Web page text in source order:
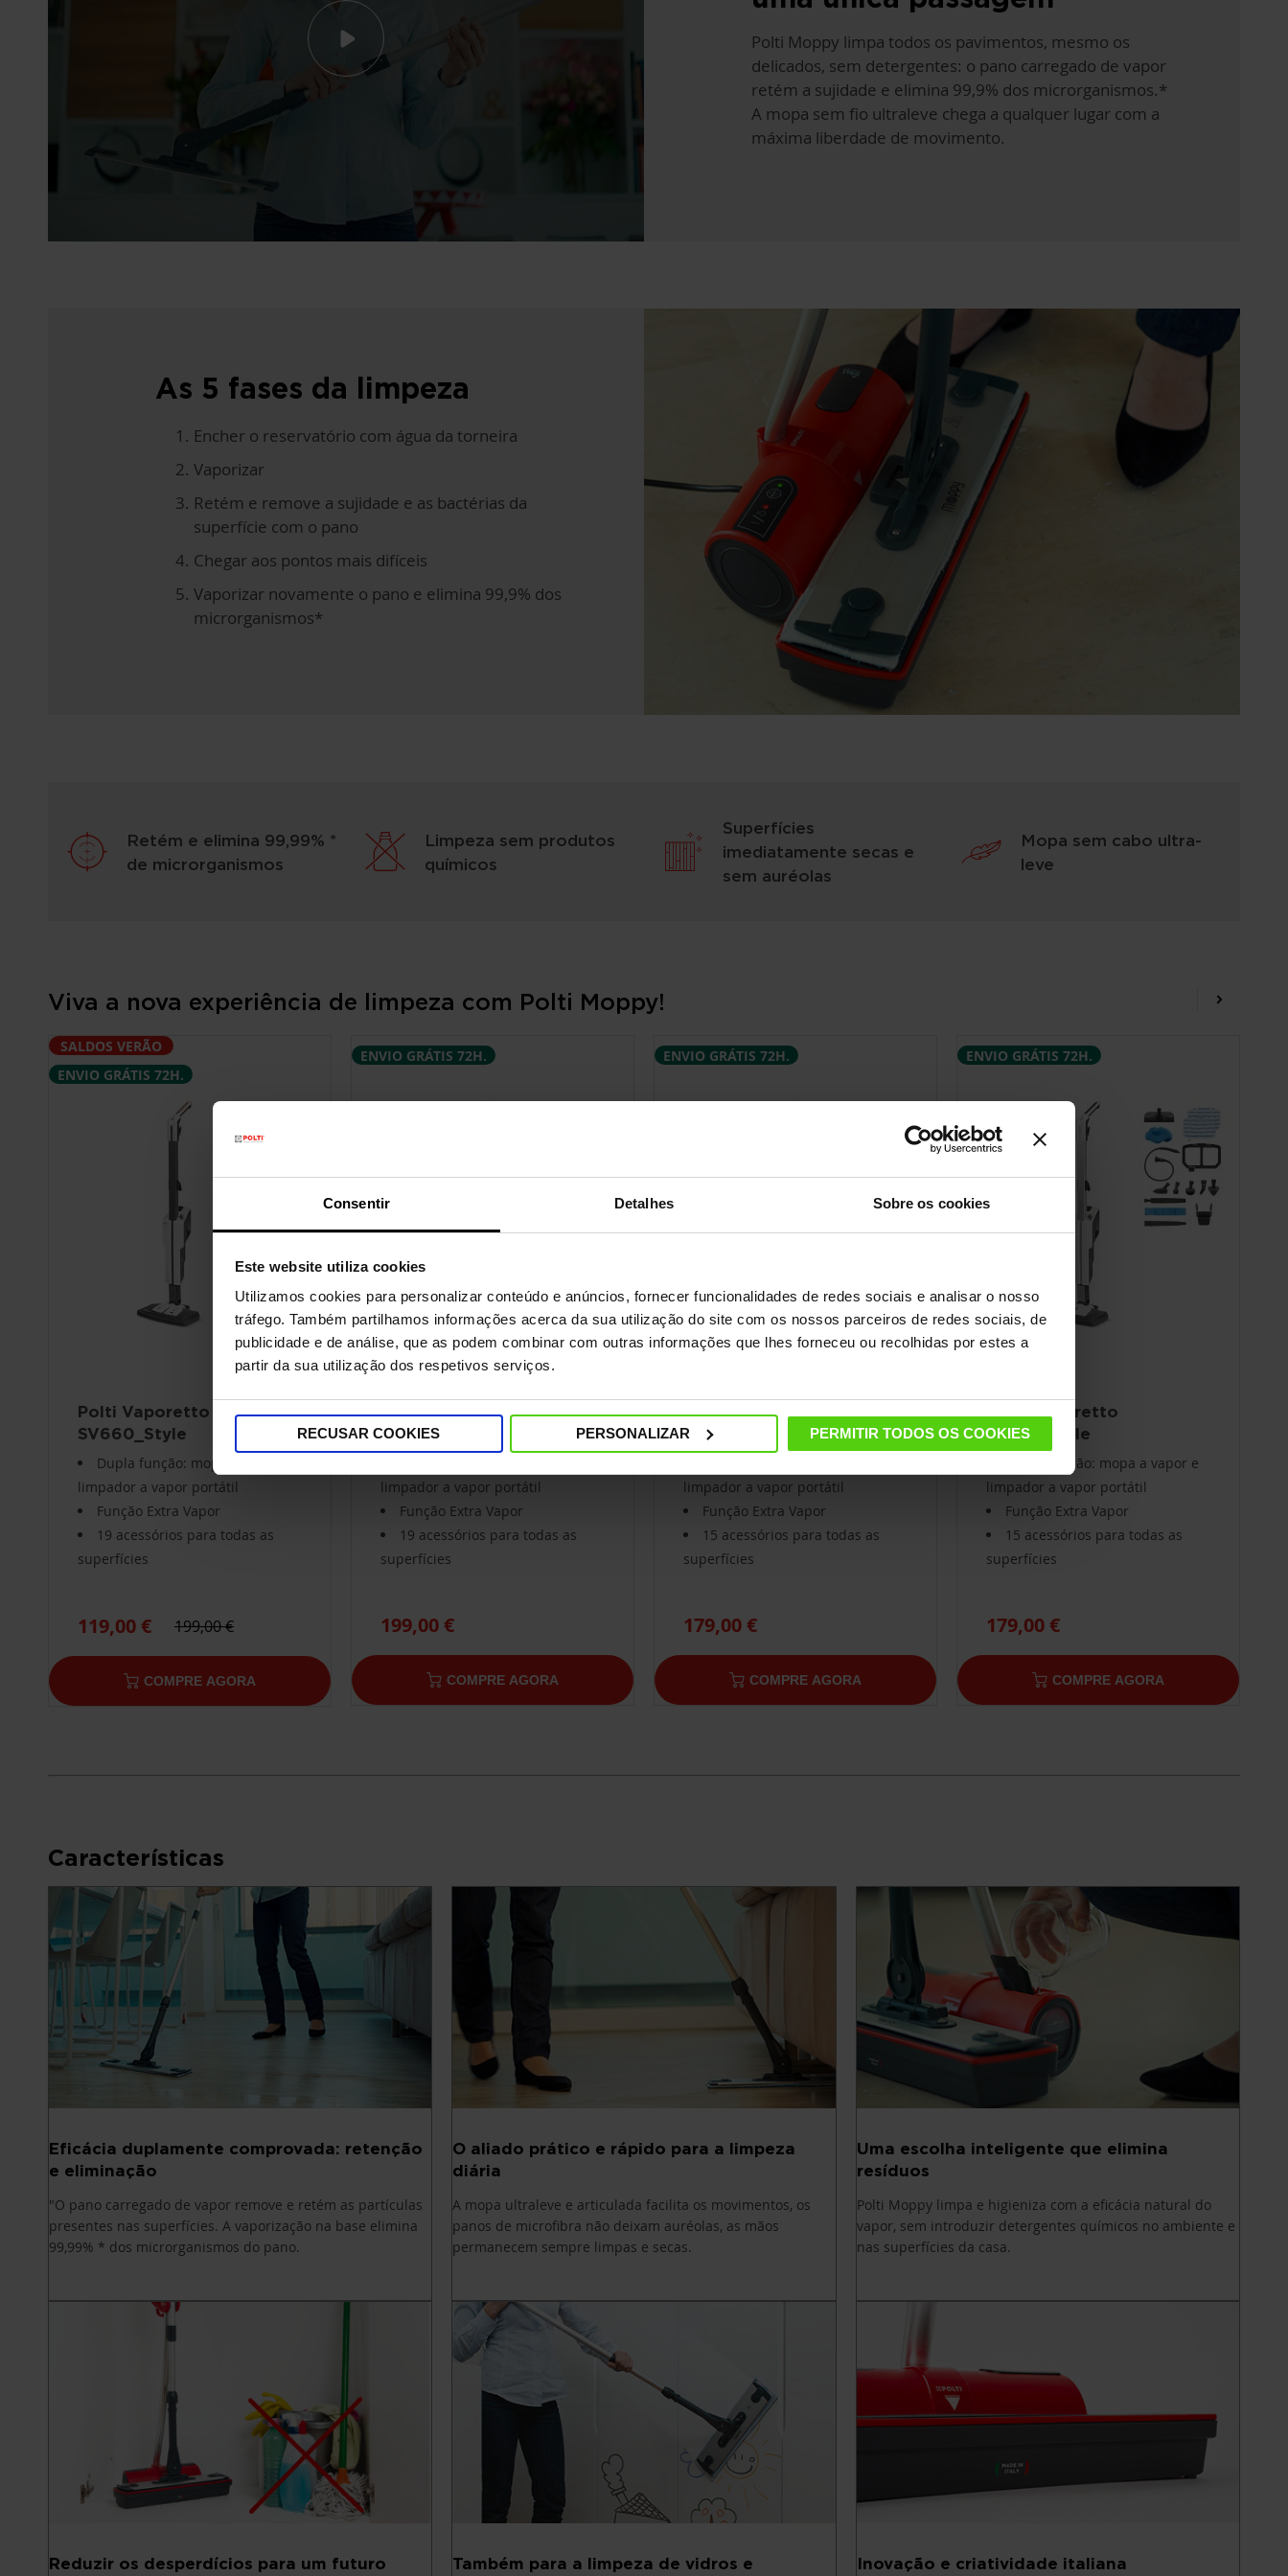
Consentir Detalhes Sobre os cookies
Este website utiliza cookies
Utilizamos cookies para personalizar conteúdo e anúncios, fornecer funcionalidades de redes sociais e analisar o nosso
tráfego. Também partilhamos informações acerca da sua utilização do site com os nossos parceiros de redes sociais, de
publicidade e de análise, que as podem combinar com outras informações que lhes forneceu ou recolhidas por estes a
partir da sua utilização dos respetivos serviços.
RECUSAR COOKIES PERSONALIZAR PERMITIR TODOS OS COOKIES
Polti Moppy limpa todos os pavimentos, mesmo os
delicados, sem detergentes: o pano carregado de vapor
retém a sujidade e elimina 99,9% dos microrganismos.*
A mopa sem fio ultraleve chega a qualquer lugar com a
máxima liberdade de movimento.
As 5 fases da limpeza
Encher o reservatório com água da torneira
Vaporizar
Retém e remove a sujidade e as bactérias da
superfície com o pano
Chegar aos pontos mais difíceis
Vaporizar novamente o pano e elimina 99,9% dos
microrganismos*
Retém e elimina 99,99% *
de microrganismos
Limpeza sem produtos
químicos
Superfícies
imediatamente secas e
sem auréolas
Mopa sem cabo ultra-
leve
Viva a nova experiência de limpeza com Polti Moppy!
SALDOS VERÃO
ENVIO GRÁTIS 72H.
Polti Vaporetto
SV660_Style
Dupla função: mopa a vapor e
limpador a vapor portátil
Função Extra Vapor
19 acessórios para todas as
superfícies
119,00 € 199,00 €
COMPRE AGORA
ENVIO GRÁTIS 72H.
Polti Vaporetto
SV650_Style
limpador a vapor portátil
Função Extra Vapor
19 acessórios para todas as
superfícies
199,00 €
COMPRE AGORA
ENVIO GRÁTIS 72H.
Polti Vaporetto
SV620_Style
limpador a vapor portátil
Função Extra Vapor
15 acessórios para todas as
superfícies
179,00 €
COMPRE AGORA
ENVIO GRÁTIS 72H.
Polti Vaporetto
SV610_Style
Dupla função: mopa a vapor e
limpador a vapor portátil
Função Extra Vapor
15 acessórios para todas as
superfícies
179,00 €
COMPRE AGORA
Características
Eficácia duplamente comprovada: retenção
e eliminação
"O pano carregado de vapor remove e retém as partículas
presentes nas superfícies. A vaporização na base elimina
99,99% * dos microrganismos do pano.
O aliado prático e rápido para a limpeza
diária
A mopa ultraleve e articulada facilita os movimentos, os
panos de microfibra não deixam auréolas, as mãos
permanecem sempre limpas e secas.
Uma escolha inteligente que elimina
resíduos
Polti Moppy limpa e higieniza com a eficácia natural do
vapor, sem introduzir detergentes químicos no ambiente e
nas superfícies da casa.
Reduzir os desperdícios para um futuro
Também para a limpeza de vidros e
Inovação e criatividade italiana